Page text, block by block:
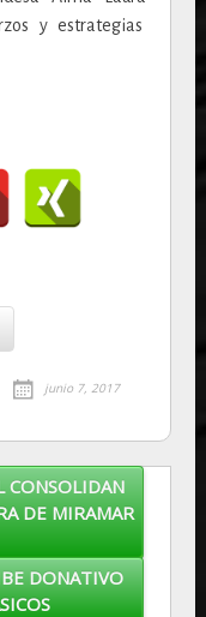
y estrategias
junio 7, 2017
CONSOLIDAN
DE MIRAMAR
DONATIVO